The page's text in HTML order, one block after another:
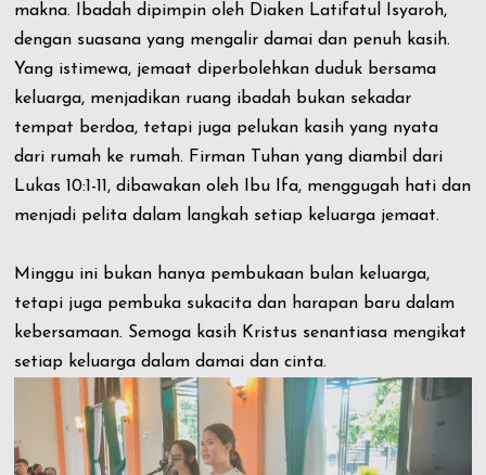
makna. Ibadah dipimpin oleh Diaken Latifatul Isyaroh,
dengan suasana yang mengalir damai dan penuh kasih.
Yang istimewa, jemaat diperbolehkan duduk bersama
keluarga, menjadikan ruang ibadah bukan sekadar
tempat berdoa, tetapi juga pelukan kasih yang nyata
dari rumah ke rumah. Firman Tuhan yang diambil dari
Lukas 10:1-11, dibawakan oleh Ibu Ifa, menggugah hati dan
menjadi pelita dalam langkah setiap keluarga jemaat.
Minggu ini bukan hanya pembukaan bulan keluarga,
tetapi juga pembuka sukacita dan harapan baru dalam
kebersamaan. Semoga kasih Kristus senantiasa mengikat
setiap keluarga dalam damai dan cinta.